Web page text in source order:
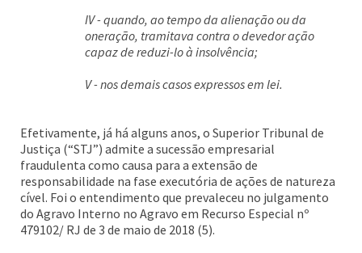
IV - quando, ao tempo da alienação ou da
oneração, tramitava contra o devedor ação
capaz de reduzi-lo à insolvência;
V - nos demais casos expressos em lei.
Efetivamente, já há alguns anos, o Superior Tribunal de
Justiça (“STJ”) admite a sucessão empresarial
fraudulenta como causa para a extensão de
responsabilidade na fase executória de ações de natureza
cível. Foi o entendimento que prevaleceu no julgamento
do Agravo Interno no Agravo em Recurso Especial nº
479102/ RJ de 3 de maio de 2018 (5).